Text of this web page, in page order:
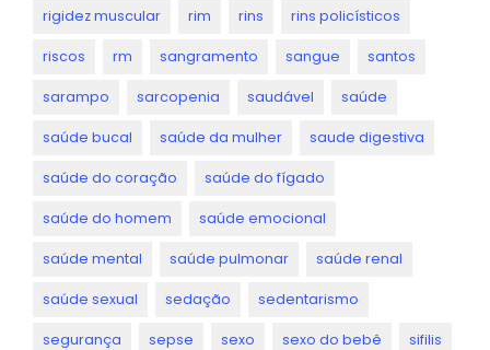
rigidez muscular rim rins rins policísticos
riscos rm sangramento sangue santos
sarampo sarcopenia saudável saúde
saúde bucal saúde da mulher saude digestiva
saúde do coração saúde do fígado
saúde do homem saúde emocional
saúde mental saúde pulmonar saúde renal
saúde sexual sedação sedentarismo
segurança sepse sexo sexo do bebê sifilis